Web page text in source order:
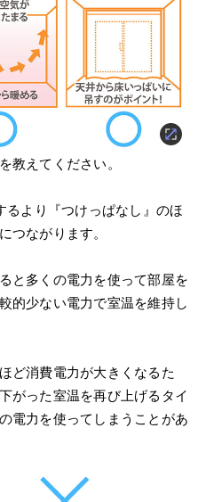
教えてください。
るより『つけっぱなし』のほ
つながります。
と多くの電力を使って部屋を
的少ない電力で室温を維持し
ど消費電力が大きくなるた
がった室温を再び上げるタイ
電力を使ってしまうことがあ